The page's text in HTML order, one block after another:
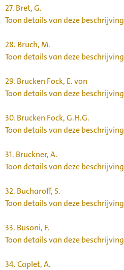
27. Bret, G.
Toon details van deze beschrijving
28. Bruch, M.
Toon details van deze beschrijving
29. Brucken Fock, E. von
Toon details van deze beschrijving
30. Brucken Fock, G.H.G.
Toon details van deze beschrijving
31. Bruckner, A.
Toon details van deze beschrijving
32. Bucharoff, S.
Toon details van deze beschrijving
33. Busoni, F.
Toon details van deze beschrijving
34.Caplet, A.